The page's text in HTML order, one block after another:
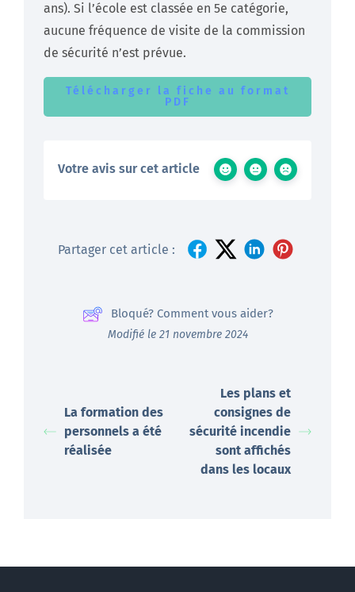
ans). Si l’école est classée en 5e catégorie,
aucune fréquence de visite de la commission
de sécurité n’est prévue.
Télécharger la fiche au format
PDF
Votre avis sur cet article
Partager cet article :
Bloqué? Comment vous aider?
Modifié le 21 novembre 2024
La formation des
personnels a été
réalisée
Les plans et
consignes de
sécurité incendie
sont affichés
dans les locaux